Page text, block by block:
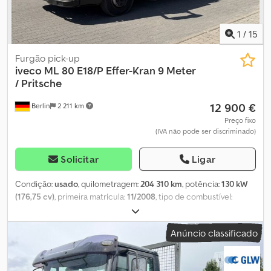
Gevelsberg, Am Sinnerhoop 17 Horário de funcionamento: de
segunda a sexta-feira das 8h30 às 17h00, sábado das 8h30 às
14h00 Sempre mais de 500 reboques novos e usados em stock!!
Pegasus Anhänger Am Sinnerhoop 17 58285 Gevelsberg Tel.: Fax:
1 / 15
Berlin 2 211 km
Furgão pick-up
iveco ML 80 E18/P Effer-Kran 9 Meter
/ Pritsche
12 900 €
Preço fixo
(IVA não pode ser discriminado)
Solicitar Ligar
Condição:usado, quilometragem:204 310 km, potência:130 kW
(176,75 cv), primeira matrícula:11/2008, tipo de combustível:
, peso máximo de carga:
peso total:7 490 kg, tamanho do pneu:225/75R17,5,
configuração de eixo:4x2, distância entre eixos:3 700 mm,
combustível:diesel, cor:branco, cabina do condutor: outro, tipo
de engrenagem:mecânico, classe de emissão: nenhum,
Anúncio classificado